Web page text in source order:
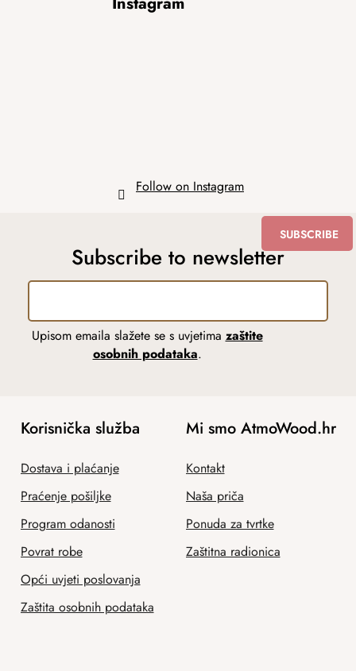
Follow on Instagram
Subscribe to newsletter
Upisom emaila slažete se s uvjetima zaštite
osobnih podataka.
SUBSCRIBE
Korisnička služba
Dostava i plaćanje
Praćenje pošiljke
Program odanosti
Povrat robe
Opći uvjeti poslovanja
Zaštita osobnih podataka
Mi smo AtmoWood.hr
Kontakt
Naša priča
Ponuda za tvrtke
Zaštitna radionica